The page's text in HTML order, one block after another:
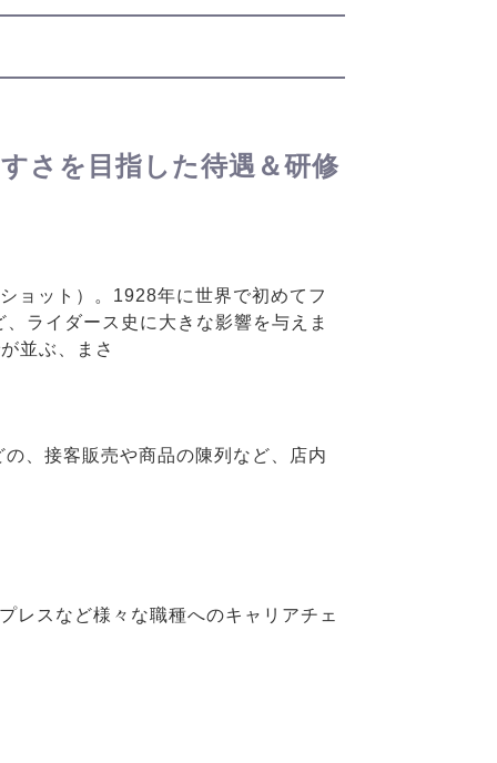
さを目指した待遇＆研修
ョット）。1928年に世界で初めてフ
ライダース史に大きな影響を与えま
並ぶ、まさ
、接客販売や商品の陳列など、店内
レスなど様々な職種へのキャリアチェ